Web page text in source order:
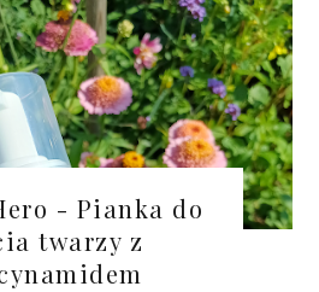
- Pianka do
twarzy z